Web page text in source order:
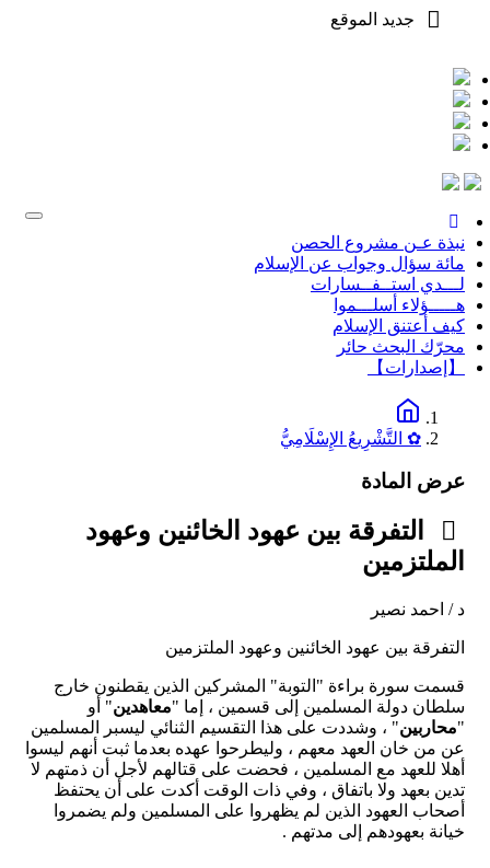
جديد الموقع
نبذة عـن مشروع الحصن
مائة سؤال وجواب عن الإسلام
لـــدي استــفــسارات
هـــــؤلاء أسلـــموا
كيف أعتنق الإسلام
محرّك البحث حائر
【إصدارات】
✿ التَّشْرِيعُ الإِسْلَامِيُّ
عرض المادة
التفرقة بين عهود الخائنين وعهود
الملتزمين
د / احمد نصير
التفرقة بين عهود الخائنين وعهود الملتزمين
قسمت سورة براءة "التوبة" المشركين الذين يقطنون خارج
سلطان دولة المسلمين إلى قسمين ، إما "معاهدين" أو
"محاربين" ، وشددت على هذا التقسيم الثنائي ليسبر المسلمين
عن من خان العهد معهم ، وليطرحوا عهده بعدما ثبت أنهم ليسوا
أهلا للعهد مع المسلمين ، فحضت على قتالهم لأجل أن ذمتهم لا
تدين بعهد ولا باتفاق ، وفي ذات الوقت أكدت على أن يحتفظ
أصحاب العهود الذين لم يظهروا على المسلمين ولم يضمروا
خيانة بعهودهم إلى مدتهم .